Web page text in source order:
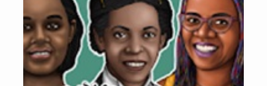
Recorre às práticas sociais de leitura como ferramenta para
estimular a reflexão, autonomia e empatia dos membros, de modo a
apoiá-los a elaborar o seu período de privação de liberdade e a
retornar ao convívio social.
Nos clubes de leitura no sistema prisional, os membros leem um
livro por mês e participam de encontros para conversar sobre os
lidos lidos. Além de livros físicos, estão sendo utilizados tablets,
audiolivros e leitura em voz alta, como estratégia para incluir não